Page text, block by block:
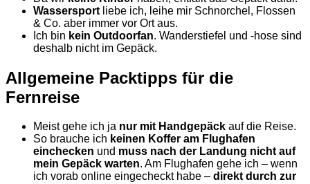
Wassersport liebe ich, leihe mir Schnorchel, Flossen
& Co. aber immer vor Ort aus.
Ich bin kein Outdoorfan. Wanderstiefel und -hose sind
deshalb nicht im Gepäck.
Allgemeine Packtipps für die
Fernreise
Meist gehe ich ja nur mit Handgepäck auf die Reise.
So brauche ich keinen Koffer am Flughafen
einchecken und muss nach der Landung nicht auf
mein Gepäck warten. Am Flughafen gehe ich – wenn
ich vorab online eingecheckt habe – direkt durch zur